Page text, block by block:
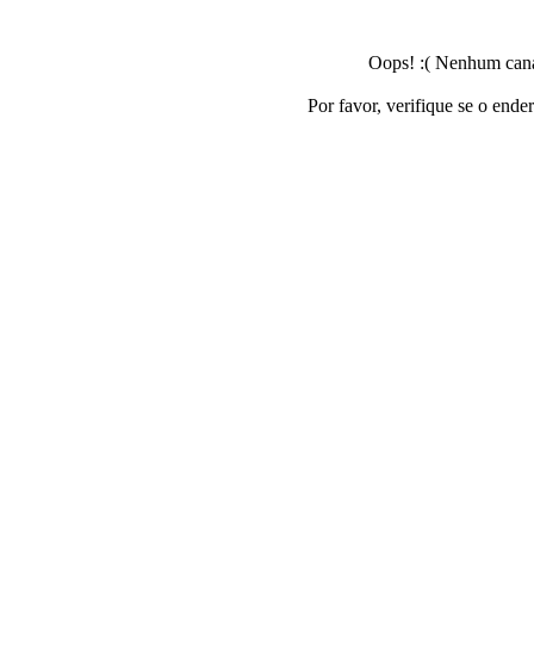
Oops! :( Nenhum
Por favor, verifique se o